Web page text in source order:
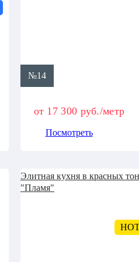
№14
от 17 300 руб./метр
Посмотреть
Элитная кухня в красных
"Пламя"